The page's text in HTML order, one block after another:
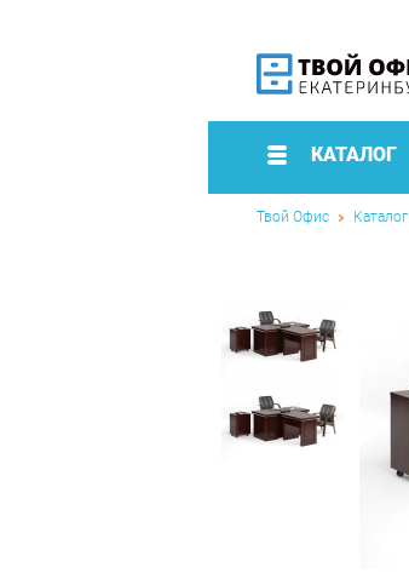
КАТАЛОГ
Твой Офис Каталог